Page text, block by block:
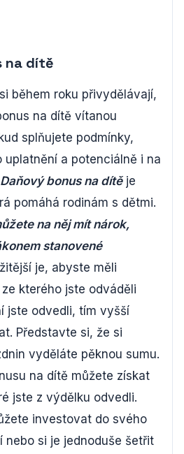
na dítě
během roku přivydělávají,
na dítě vítanou
splňujete podmínky,
uplatnění a potenciálně i na
Daňový bonus na dítěje
pomáhá rodinám s dětmi.
na něj mít nárok,
stanovené
je, abyste měli
kterého jste odváděli
jste odvedli, tím vyšší
Představte si, že si
vyděláte pěknou sumu.
na dítě můžete získat
jste z výdělku odvedli.
investovat do svého
nebo si je jednoduše šetřit